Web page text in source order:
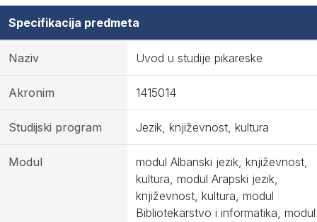
Specifikacija predmeta
Naziv Uvod u studije pikareske
Akronim 1415014
Studijski program Jezik, književnost, kultura
Modul
modul Albanski jezik, književnost,
kultura, modul Arapski jezik,
književnost, kultura, modul
Bibliotekarstvo i informatika, modul